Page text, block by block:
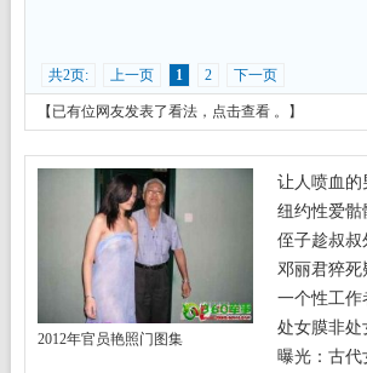
共2页: 上一页 1 2 下一页
【已有位网友发表了看法， 点击查看 。】
2012年官员艳照门图集
让人喷血的
纽约性爱骷
侄子趁叔叔
邓丽君猝死
一个性工作
处女膜非处
曝光：古代